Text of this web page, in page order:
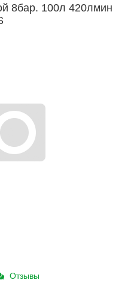
8бар. 100л 420лмин
Отзывы